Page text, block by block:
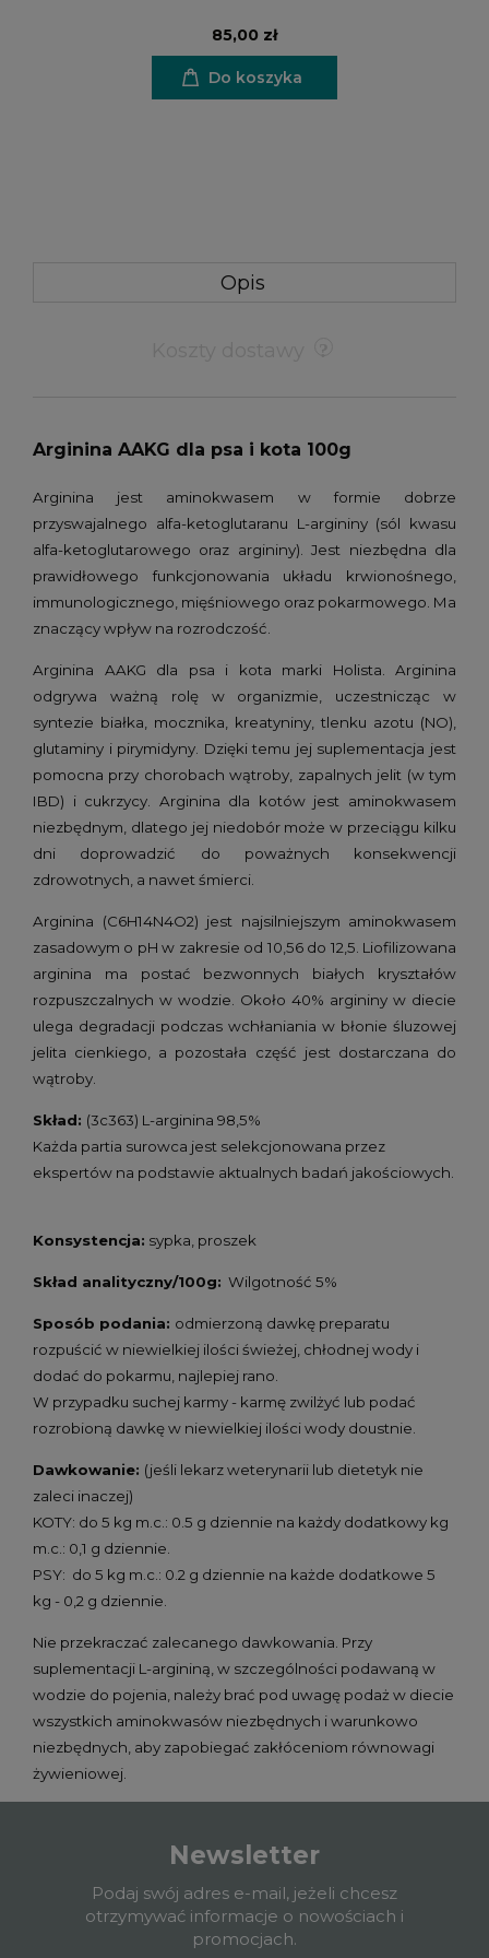
85,00 zł
Do koszyka
Opis
Arginina AAKG dla psa i kota 100g
Arginina jest aminokwasem w formie dobrze
przyswajalnego alfa-ketoglutaranu L-argininy (sól kwasu
alfa-ketoglutarowego oraz argininy). Jest niezbędna dla
prawidłowego funkcjonowania układu krwionośnego,
immunologicznego, mięśniowego oraz pokarmowego. Ma
znaczący wpływ na rozrodczość.
Arginina AAKG dla psa i kota marki Holista. Arginina
odgrywa ważną rolę w organizmie, uczestnicząc w
syntezie białka, mocznika, kreatyniny, tlenku azotu (NO),
glutaminy i pirymidyny. Dzięki temu jej suplementacja jest
pomocna przy chorobach wątroby, zapalnych jelit (w tym
IBD) i cukrzycy. Arginina dla kotów jest aminokwasem
niezbędnym, dlatego jej niedobór może w przeciągu kilku
dni doprowadzić do poważnych konsekwencji
zdrowotnych, a nawet śmierci.
Arginina (C6H14N4O2) jest najsilniejszym aminokwasem
zasadowym o pH w zakresie od 10,56 do 12,5. Liofilizowana
arginina ma postać bezwonnych białych kryształów
rozpuszczalnych w wodzie. Około 40% argininy w diecie
ulega degradacji podczas wchłaniania w błonie śluzowej
jelita cienkiego, a pozostała część jest dostarczana do
wątroby.
Skład: (3c363) L-arginina 98,5%
Każda partia surowca jest selekcjonowana przez
ekspertów na podstawie aktualnych badań jakościowych.
Konsystencja: sypka, proszek
Skład analityczny/100g: Wilgotność 5%
Sposób podania: odmierzoną dawkę preparatu
rozpuścić w niewielkiej ilości świeżej, chłodnej wody i
dodać do pokarmu, najlepiej rano.
W przypadku suchej karmy - karmę zwilżyć lub podać
rozrobioną dawkę w niewielkiej ilości wody doustnie.
Dawkowanie: (jeśli lekarz weterynarii lub dietetyk nie
zaleci inaczej)
KOTY: do 5 kg m.c.: 0.5 g dziennie na każdy dodatkowy kg
m.c.: 0,1 g dziennie.
PSY: do 5 kg m.c.: 0.2 g dziennie na każde dodatkowe 5
kg - 0,2 g dziennie.
Nie przekraczać zalecanego dawkowania. Przy
suplementacji L-argininą, w szczególności podawaną w
wodzie do pojenia, należy brać pod uwagę podaż w diecie
wszystkich aminokwasów niezbędnych i warunkowo
niezbędnych, aby zapobiegać zakłóceniom równowagi
żywieniowej.
Newsletter
Podaj swój adres e-mail, jeżeli chcesz
otrzymywać informacje o nowościach i
promocjach.